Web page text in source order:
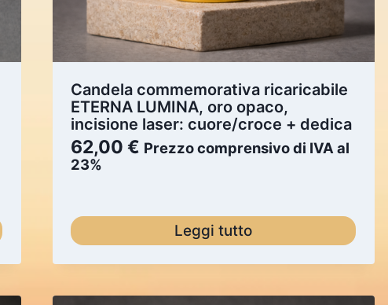
Candela commemorativa ricaricabile
ETERNA LUMINA, oro opaco,
incisione laser: cuore/croce + dedica
62,00€ Prezzo comprensivo di IVA al
23%
Leggi tutto